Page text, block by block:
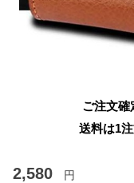
ご注文確
送料は1
2,580 円